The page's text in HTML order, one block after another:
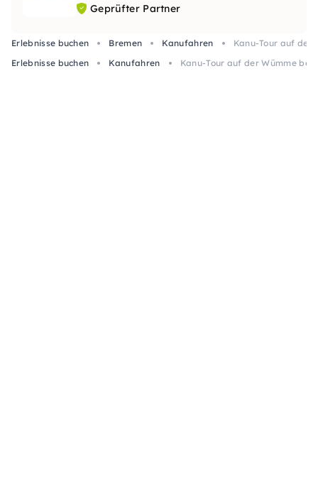
Geprüfter Partner
Erlebnisse buchen Bremen Kanufahren
Kanu-Tour auf der
Erlebnisse buchen
Kanufahren Kanu-Tour auf der Wümme bei